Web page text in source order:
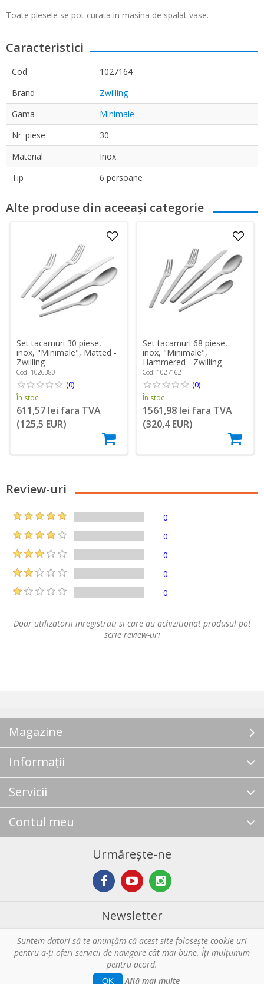
Toate piesele se pot curata in masina de spalat vase.
Caracteristici
Cod
1027164
Brand
Zwilling
Gama
Minimale
Nr. piese
30
Material
Inox
Tip
6 persoane
Alte produse din aceeași categorie
Set tacamuri 30 piese,
inox, "Minimale", Matted -
Zwilling
Cod: 1026380
(0)
În stoc
611,57 lei fara TVA
(125,5 EUR)
Set tacamuri 68 piese,
inox, "Minimale",
Hammered - Zwilling
Cod: 1027162
(0)
În stoc
1561,98 lei fara TVA
(320,4 EUR)
Review-uri
0
0
0
0
0
Doar utilizatorii inregistrati si care au achizitionat produsul pot
scrie review-uri
Magazine
Informații
Servicii
Contul meu
Urmărește-ne
Newsletter
Abonare
Copyright © 2026 Horeca - Pentru profesionistii din bucatarie. Toate
Suntem datori să te anunţăm că acest site foloseşte cookie-uri
pentru a-ți oferi servicii de navigare cât mai bune. Îţi mulțumim
pentru acord.
OK Află mai multe